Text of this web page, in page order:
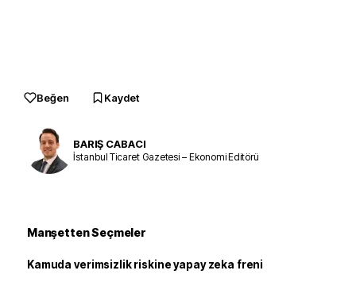
Beğen Kaydet
BARIŞ CABACI
İstanbul Ticaret Gazetesi – Ekonomi Editörü
Manşetten Seçmeler
Kamuda verimsizlik riskine yapay zeka freni